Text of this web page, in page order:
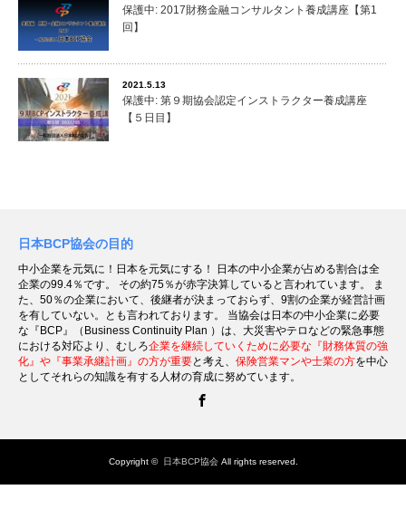
保護中: 2017財務金融コンサルタント養成講座【第1
回】
2021.5.13
保護中: 第９期協会認定インストラクター養成講座
【５日目】
日本BCP協会の目的
中小企業を元気に！日本を元気にする！ 日本の中小企業が占める割合は全
企業の99.4％です。 その約75％が赤字決算していると言われています。 ま
た、50％の企業において、後継者が決まっておらず、9割の企業が経営計画
を有していない。とも言われております。 当協会は日本の中小企業に必要
な『BCP』（Business Continuity Plan ）は、大災害やテロなどの緊急事態
における対応より、むしろ企業を継続していくために必要な『財務体質の強
化』や『事業承継計画』の方が重要と考え、 保険営業マンや士業の方を中心
としてそれらの知識を有する人材の育成に努めています。
Copyright © 日本BCP協会All rights reserved.